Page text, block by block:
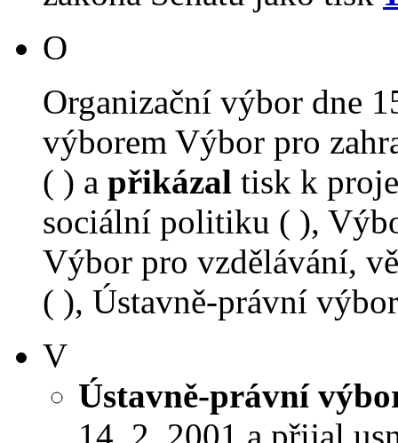
O
Organizační výbor dne
výborem Výbor pro
( ) a přikázal tisk k
sociální politiku ( ),
Výbor pro vzdělávání,
( ), Ústavně-právní
V
Ústavně-právní